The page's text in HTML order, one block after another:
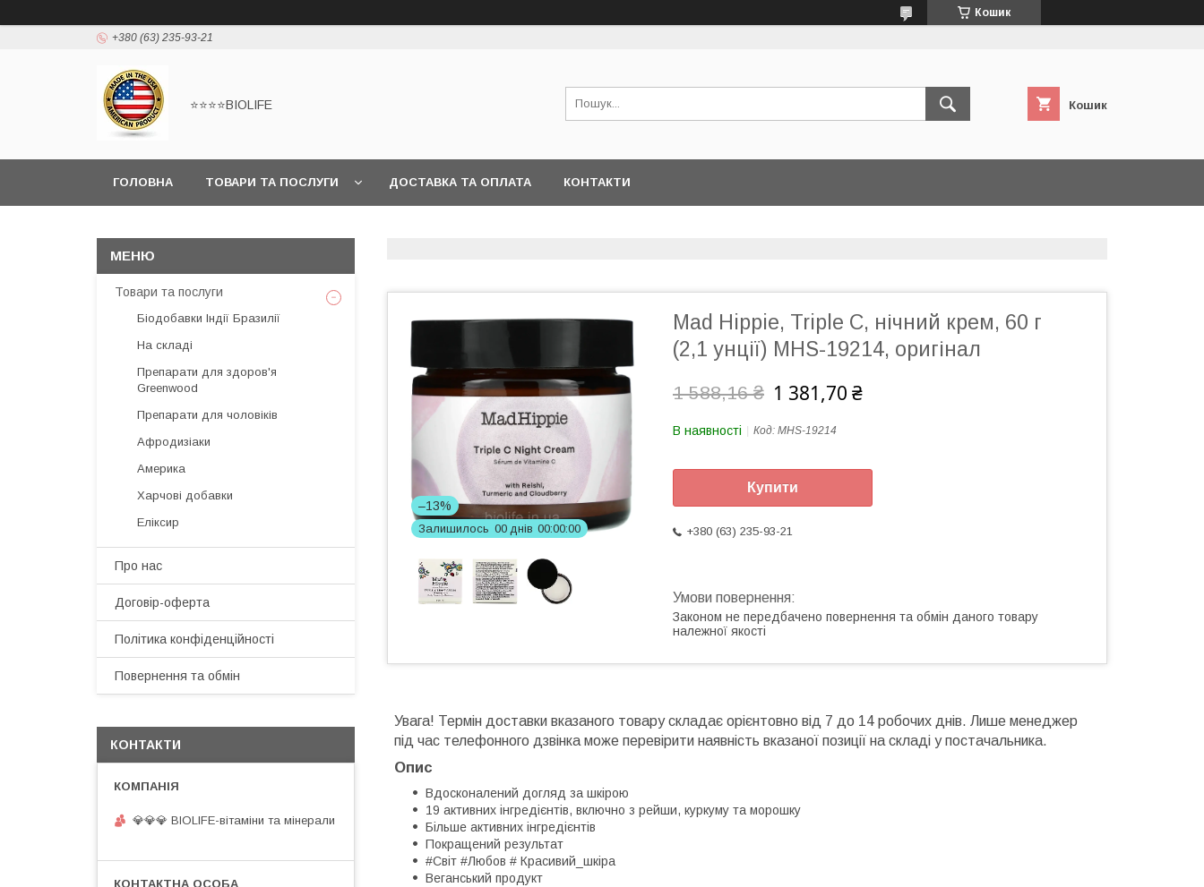
Кошик
+380 (63) 235-93-21
⭐⭐⭐⭐BIOLIFE Кошик
ГОЛОВНА ТОВАРИ ТА ПОСЛУГИ ДОСТАВКА ТА ОПЛАТА КОНТАКТИ
–13%
Залишилось 00 днів 00 00 00
Mad Hippie, Triple C, нічний крем, 60 г
(2,1 унції) MHS-19214, оригінал
1 588,16 ₴ 1 381,70 ₴
В наявності Код: MHS-19214
Купити
+380 (63) 235-93-21
Законом не передбачено повернення та обмін даного товару
належної якості
Увага! Термін доставки вказаного товару складає орієнтовно від 7 до 14 робочих днів. Лише менеджер
під час телефонного дзвінка може перевірити наявність вказаної позиції на складі у постачальника.
Опис
Вдосконалений догляд за шкірою
19 активних інгредієнтів, включно з рейши, куркуму та морошку
Більше активних інгредієнтів
Покращений результат
#Світ #Любов # Красивий_шкіра
Веганський продукт
Товари та послуги
Біодобавки Індії Бразилії
На складі
Препарати для здоров'я
Greenwood
Препарати для чоловіків
Афродизіаки
Америка
Харчові добавки
Еліксир
Про нас
Договір-оферта
Політика конфіденційності
Повернення та обмін
КОНТАКТИ
💎💎💎 BIOLIFE-вітаміни та мінерали